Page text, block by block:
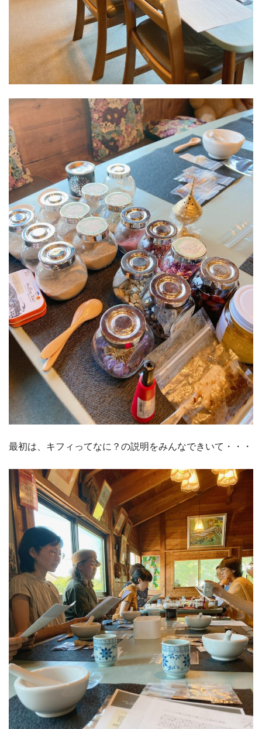
最初は、キフィってなに？の説明をみんなできいて・・・